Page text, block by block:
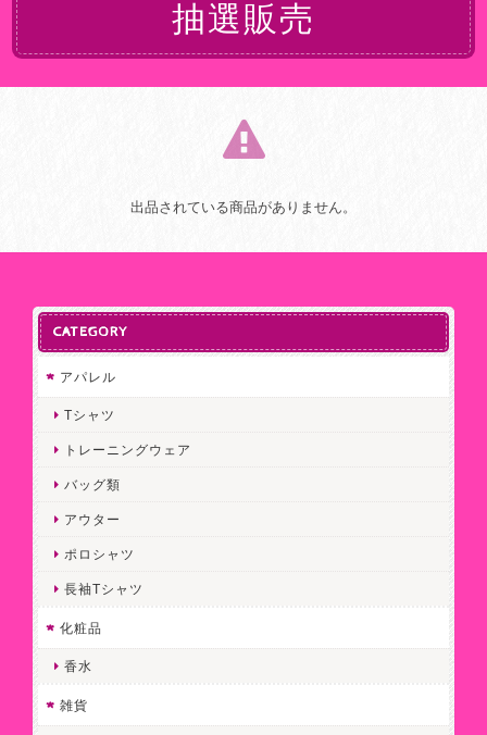
抽選販売
出品されている商品がありません。
CATEGORY
アパレル
Tシャツ
トレーニングウェア
バッグ類
アウター
ポロシャツ
長袖Tシャツ
化粧品
香水
雑貨